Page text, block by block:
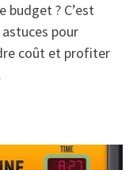
? C’est
pour
coût et profiter